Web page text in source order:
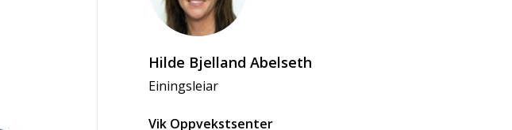
Hilde Bjelland Abelseth
Einingsleiar
Vik Oppvekstsenter